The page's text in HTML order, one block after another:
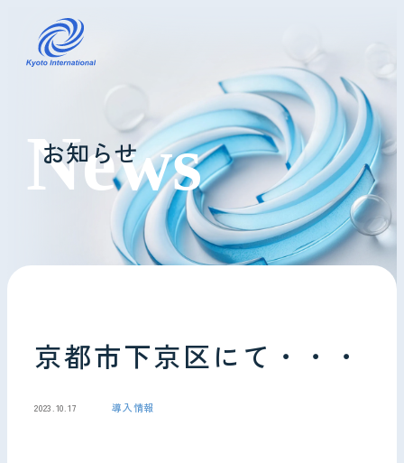
コインランドリーレンタル
ホテル様へ
掃除・メンテナンス
会社情報
お知らせ
京都市下京区にて・・・
2023.10.17 導入情報